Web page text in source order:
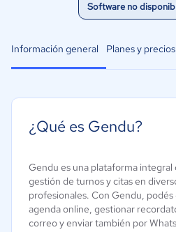
Software no
Información general Planes y precios
¿Qué es Gendu?
Gendu es una plataforma integral
gestión de turnos y citas en
profesionales. Con Gendu, podés
agenda online, gestionar
correo y enviar también por